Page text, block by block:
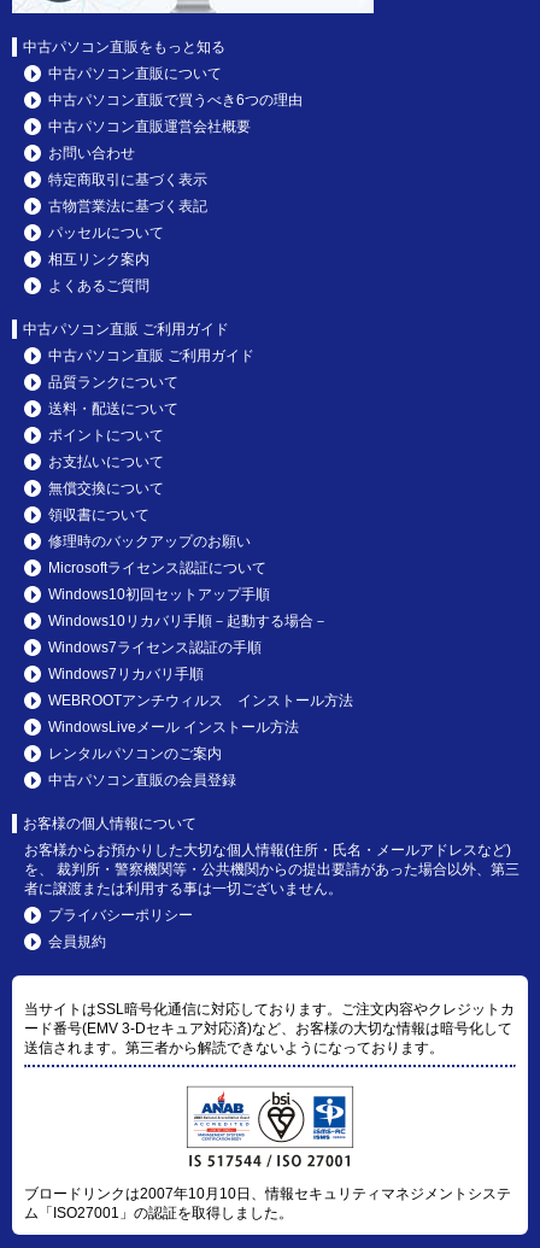
中古パソコン直販をもっと知る
中古パソコン直販について
中古パソコン直販で買うべき6つの理由
中古パソコン直販運営会社概要
お問い合わせ
特定商取引に基づく表示
古物営業法に基づく表記
パッセルについて
相互リンク案内
よくあるご質問
中古パソコン直販 ご利用ガイド
中古パソコン直販 ご利用ガイド
品質ランクについて
送料・配送について
ポイントについて
お支払いについて
無償交換について
領収書について
修理時のバックアップのお願い
Microsoftライセンス認証について
Windows10初回セットアップ手順
Windows10リカバリ手順－起動する場合－
Windows7ライセンス認証の手順
Windows7リカバリ手順
WEBROOTアンチウィルス インストール方法
WindowsLiveメール インストール方法
レンタルパソコンのご案内
中古パソコン直販の会員登録
お客様の個人情報について
お客様からお預かりした大切な個人情報(住所・氏名・メールアドレスなど)
を、 裁判所・警察機関等・公共機関からの提出要請があった場合以外、第三
者に譲渡または利用する事は一切ございません。
プライバシーポリシー
会員規約
当サイトはSSL暗号化通信に対応しております。ご注文内容やクレジットカ
ード番号(EMV 3-Dセキュア対応済)など、お客様の大切な情報は暗号化して
送信されます。第三者から解読できないようになっております。
ブロードリンクは2007年10月10日、情報セキュリティマネジメントシステ
ム「ISO27001」の認証を取得しました。